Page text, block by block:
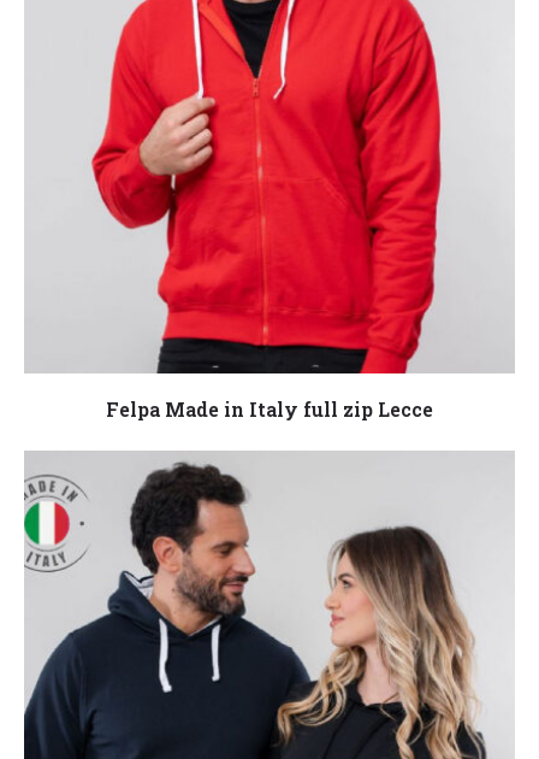
Leggi tutto
Felpa Made in Italy full zip Lecce